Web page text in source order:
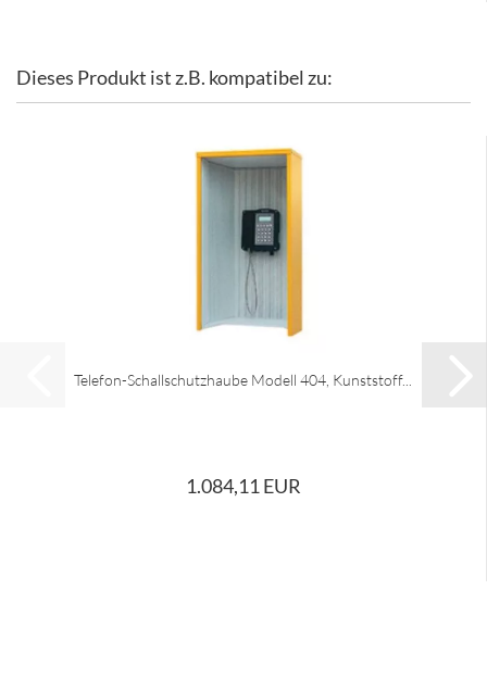
Dieses Produkt ist z.B. kompatibel zu:
Telefon-Schallschutzhaube Modell 404, Kunststoff...
1.084,11 EUR